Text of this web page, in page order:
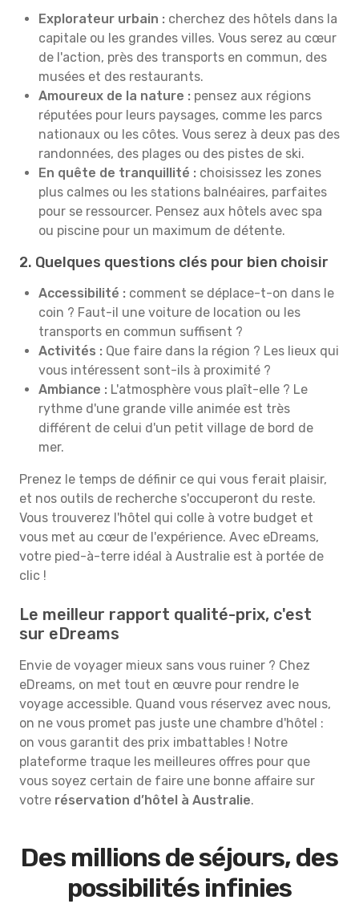
Explorateur urbain : cherchez des hôtels dans la
capitale ou les grandes villes. Vous serez au cœur
de l'action, près des transports en commun, des
musées et des restaurants.
Amoureux de la nature : pensez aux régions
réputées pour leurs paysages, comme les parcs
nationaux ou les côtes. Vous serez à deux pas des
randonnées, des plages ou des pistes de ski.
En quête de tranquillité : choisissez les zones
plus calmes ou les stations balnéaires, parfaites
pour se ressourcer. Pensez aux hôtels avec spa
ou piscine pour un maximum de détente.
2. Quelques questions clés pour bien choisir
Accessibilité : comment se déplace-t-on dans le
coin ? Faut-il une voiture de location ou les
transports en commun suffisent ?
Activités : Que faire dans la région ? Les lieux qui
vous intéressent sont-ils à proximité ?
Ambiance : L'atmosphère vous plaît-elle ? Le
rythme d'une grande ville animée est très
différent de celui d'un petit village de bord de
mer.
Prenez le temps de définir ce qui vous ferait plaisir,
et nos outils de recherche s'occuperont du reste.
Vous trouverez l'hôtel qui colle à votre budget et
vous met au cœur de l'expérience. Avec eDreams,
votre pied-à-terre idéal à Australie est à portée de
clic !
Le meilleur rapport qualité-prix, c'est
sur eDreams
Envie de voyager mieux sans vous ruiner ? Chez
eDreams, on met tout en œuvre pour rendre le
voyage accessible. Quand vous réservez avec nous,
on ne vous promet pas juste une chambre d'hôtel :
on vous garantit des prix imbattables ! Notre
plateforme traque les meilleures offres pour que
vous soyez certain de faire une bonne affaire sur
votre réservation d’hôtel à Australie.
Des millions de séjours, des
possibilités infinies